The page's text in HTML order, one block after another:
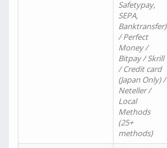
Safetypay,
SEPA,
Banktransfer)
/ Perfect
Money /
Bitpay / Skrill
/ Credit card
(Japan Only) /
Neteller /
Local
Methods
(25+
methods)